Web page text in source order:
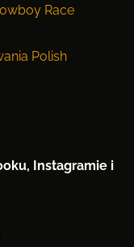
Race
Polish
Instagramie i